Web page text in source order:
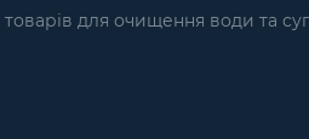
для очищення води та